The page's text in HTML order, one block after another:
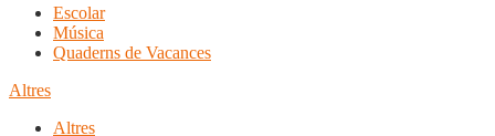
Escolar
Música
Quaderns de Vacances
Altres
Altres